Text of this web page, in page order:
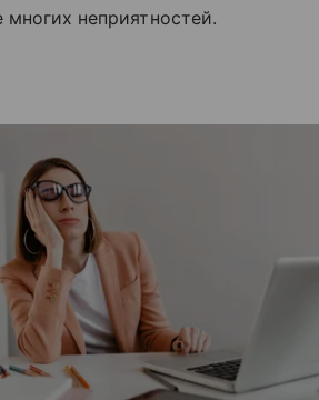
неприятностей.